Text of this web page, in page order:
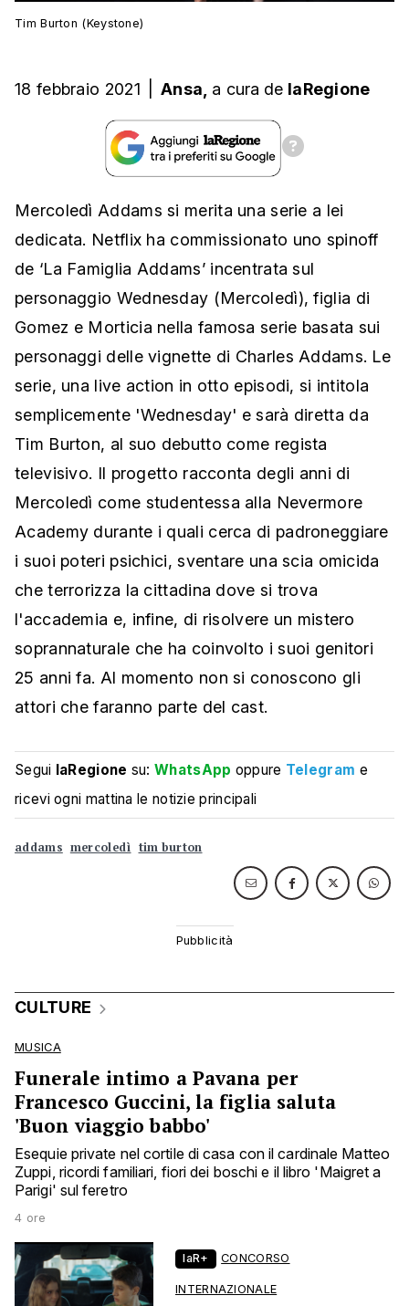
Tim Burton (Keystone)
18 febbraio 2021 Ansa, a cura de laRegione
Mercoledì Addams si merita una serie a lei
dedicata. Netflix ha commissionato uno spinoff
de ‘La Famiglia Addams’ incentrata sul
personaggio Wednesday (Mercoledì), figlia di
Gomez e Morticia nella famosa serie basata sui
personaggi delle vignette di Charles Addams. Le
serie, una live action in otto episodi, si intitola
semplicemente 'Wednesday' e sarà diretta da
Tim Burton, al suo debutto come regista
televisivo. Il progetto racconta degli anni di
Mercoledì come studentessa alla Nevermore
Academy durante i quali cerca di padroneggiare
i suoi poteri psichici, sventare una scia omicida
che terrorizza la cittadina dove si trova
l'accademia e, infine, di risolvere un mistero
soprannaturale che ha coinvolto i suoi genitori
25 anni fa. Al momento non si conoscono gli
attori che faranno parte del cast.
Segui laRegione su:WhatsApp oppure Telegram e
ricevi ogni mattina le notizie principali
addams mercoledì tim burton
CULTURE
MUSICA
Funerale intimo a Pavana per
Francesco Guccini, la figlia saluta
'Buon viaggio babbo'
Esequie private nel cortile di casa con il cardinale Matteo
Zuppi, ricordi familiari, fiori dei boschi e il libro 'Maigret a
Parigi' sul feretro
4 ore
laR+ CONCORSO
INTERNAZIONALE